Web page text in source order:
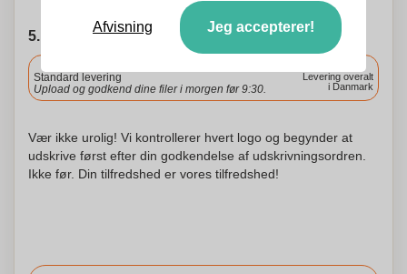
5. Vælg forsendelsesdato
Standard levering
Upload og godkend dine filer i morgen før 9:30.
Levering overalt
i Danmark
Vær ikke urolig! Vi kontrollerer hvert logo og begynder at
udskrive først efter din godkendelse af udskrivningsordren.
Ikke før. Din tilfredshed er vores tilfredshed!
Afvisning Jeg accepterer!